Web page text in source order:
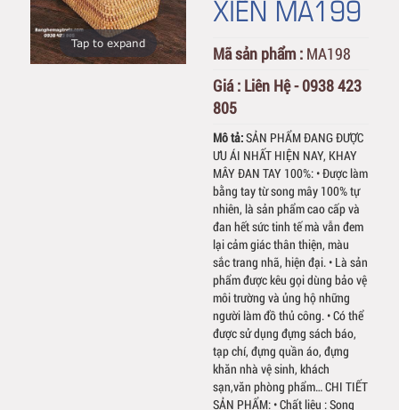
Tap to expand
XIÊN MA199
Mã sản phẩm : MA198
Giá : Liên Hệ - 0938 423
805
Mô tả:SẢN PHẨM ĐANG ĐƯỢC
ƯU ÁI NHẤT HIỆN NAY, KHAY
MÂY ĐAN TAY 100%: • Được làm
bằng tay từ song mây 100% tự
nhiên, là sản phẩm cao cấp và
đan hết sức tinh tế mà vẫn đem
lại cảm giác thân thiện, màu
sắc trang nhã, hiện đại. • Là sản
phẩm được kêu gọi dùng bảo vệ
môi trường và ủng hộ những
người làm đồ thủ công. • Có thể
được sử dụng đựng sách báo,
tạp chí, đựng quần áo, đựng
khăn nhà vệ sinh, khách
sạn,văn phòng phẩm… CHI TIẾT
SẢN PHẨM: • Chất liệu : Song